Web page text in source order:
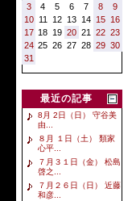
3
4 5 6 7 8
9
10 11 12 13 14 15 16
17 18 19 20 21 22 23
24 25 26 27 28 29 30
31
最近の記事
8月 2日（日） 守谷美
由...
８月 １日（土） 類家
心平...
７月３１日（金） 松島
啓之...
７月２６日（日） 近藤
和彦...